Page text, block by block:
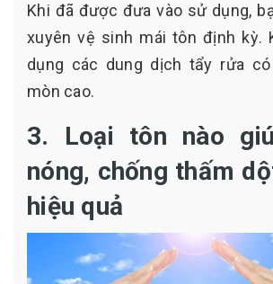
Khi đã được đưa vào sử dụng,
xuyên vệ sinh mái tôn định kỳ.
dụng các dung dịch tẩy rửa
mòn cao.
3. Loại tôn nào
nóng, chống thấm
hiệu quả